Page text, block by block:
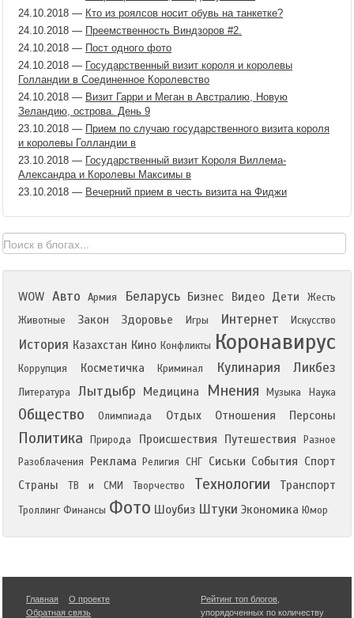
24.10.2018 — Кто из роялсов носит обувь на танкетке?
24.10.2018 — Преемственность Виндзоров #2.
24.10.2018 — Пост одного фото
24.10.2018 — Государственный визит короля и королевы
Голландии в Соединенное Королевство
24.10.2018 — Визит Гарри и Меган в Австралию, Новую
Зеландию, острова. День 9
23.10.2018 — Прием по случаю государственного визита короля
и королевы Голландии в
23.10.2018 — Государственный визит Короля Виллема-
Александра и Королевы Максимы в
23.10.2018 — Вечерний прием в честь визита на Фиджи
WOW Авто Армия Беларусь Бизнес Видео Дети
Жесть
Животные
Закон Здоровье Игры Интернет Искусство
История Казахстан Кино Конфликты Коронавирус
Коррупция Косметичка Криминал Кулинария Ликбез
Литература Лытдыбр Медицина Мнения Музыка Наука
Общество Олимпиада Отдых Отношения Персоны
Политика Природа Происшествия Путешествия
Разное
Разоблачения
Реклама Религия СНГ Сиськи События Спорт
Страны
ТВ и СМИ Творчество Технологии Транспорт
Троллинг Финансы Фото Шоубиз Штуки Экономика Юмор
Главная
О проекте
Обратная связь
Рейтинг топ блогов
упорядоченных по количеству